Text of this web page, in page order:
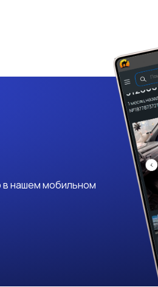
в нашем мобильном